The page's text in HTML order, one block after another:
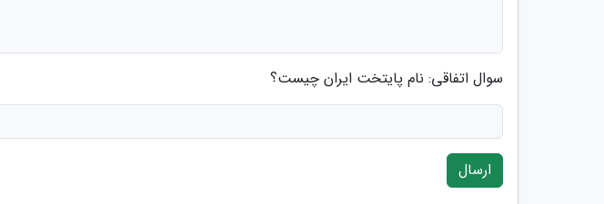
سوال اتفاقی: نام پایتخت ایران چیست؟
ارسال